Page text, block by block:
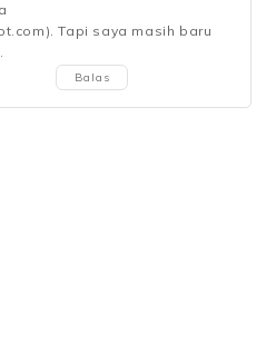
Tapi saya masih baru
Balas